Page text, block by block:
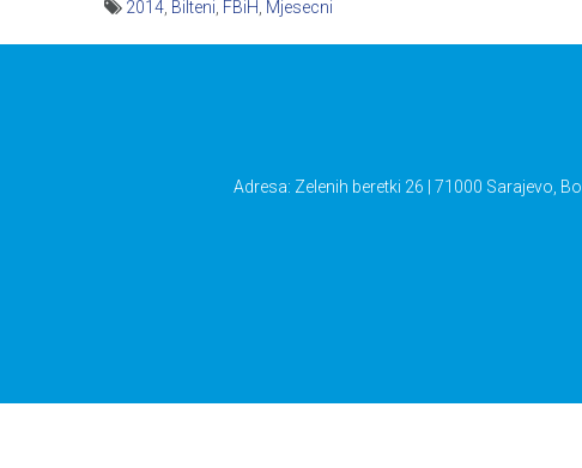
2014 Bilteni FBiH Mjesecni
Adresa: Zelenih beretki 26 | 71000 Sarajevo,